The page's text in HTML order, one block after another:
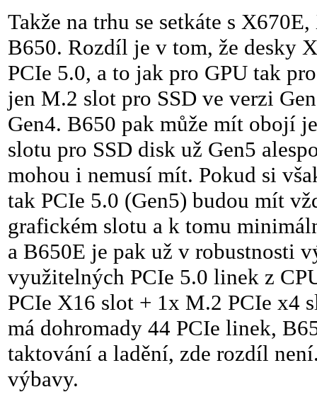
Takže na trhu se setkáte s
B650. Rozdíl je v tom, že desky
PCIe 5.0, a to jak pro GPU tak
jen M.2 slot pro SSD ve verzi
Gen4. B650 pak může mít obojí
slotu pro SSD disk už Gen5
mohou i nemusí mít. Pokud si
tak PCIe 5.0 (Gen5) budou mít
grafickém slotu a k tomu
a B650E je pak už v robustnosti
využitelných PCIe 5.0 linek z
PCIe X16 slot + 1x M.2 PCIe x4
má dohromady 44 PCIe linek,
taktování a ladění, zde rozdíl
výbavy.